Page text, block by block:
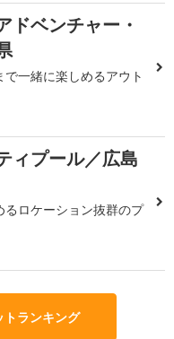
ドベンチャー・
一緒に楽しめるアウト
ィプール／広島
るロケーション抜群のプ
トランキング